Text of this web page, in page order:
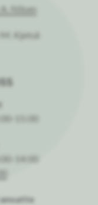
Nilsen
Kjetså
15:00
14:00